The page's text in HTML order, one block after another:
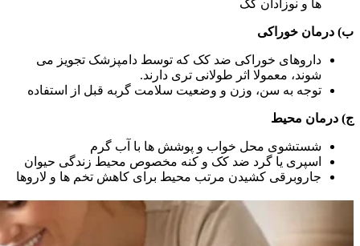
ها و نوزادان کک
ب) درمان خوراکی
داروهای خوراکی ضد کک که توسط دامپزشک تجویز می‌
شوند، معمولا اثر طولانی‌ تری دارند.
توجه به سن، وزن و وضعیت سلامت گربه قبل از استفاده
ج) درمان محیط
شستشوی محل خواب و پوشش‌ ها با آب گرم
اسپری یا گرد ضد کک و کنه مخصوص محیط زندگی حیوان
جاروبرقی کشیدن مرتب محیط برای کاهش تخم‌ ها و لاروها